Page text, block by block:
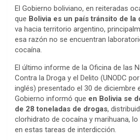
El Gobierno boliviano, en reiteradas
que Bolivia es un país tránsito de la
va hacia territorio argentino,
esa razón no se encuentran
cocaína.
El último informe de la Oficina de las
Contra la Droga y el Delito (UNODC
inglés) presentado el 30 de diciembre
Gobierno informó que en Bolivia se
de 28 toneladas de drogas,
clorhidrato de cocaína y marihuana,
en estas tareas de interdicción.